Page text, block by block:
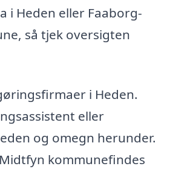
i Heden eller Faaborg-
så tjek oversigten
i Heden.
eller
og omegn herunder.
kommunefindes